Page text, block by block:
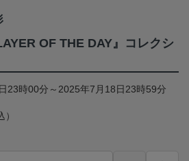
OF THE DAY』コレクシ
23時00分～2025年7月18日23時59分
）